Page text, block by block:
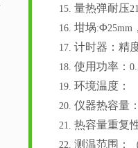
15. 量热弹耐压
16. 坩埚:Φ25mm
17. 计时器：精
18. 使用功率：
19. 环境温度：
20. 仪器热容量
21. 热容量重复
22. 测温范围：